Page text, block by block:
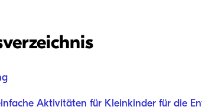
Aktivitäten für Kleinkinder für die